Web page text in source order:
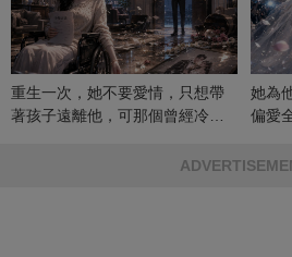
重生一次，她不要愛情，只想帶
著孩子遠離他，可那個曾經冷漠
她為
偏愛